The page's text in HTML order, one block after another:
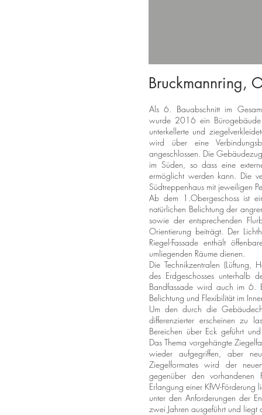
Bruckmannring,
Als 6. Bauabschnitt im
wurde 2016 ein Bürogebäude
unterkellerte und
wird über eine
angeschlossen. Die
im Süden, so dass eine
ermöglicht werden kann. Die
Südtreppenhaus mit jeweiligen
Ab dem 1.Obergeschoss ist
natürlichen Belichtung der
sowie der entsprechenden
Orientierung beiträgt. Der
Riegel-Fassade enthält
umliegenden Räume dienen.
Die Technikzentralen (Lüftung,
des Erdgeschosses unterhalb
Bandfassade wird auch im 6.
Belichtung und Flexibilität im
Um den durch die
differenzierter erscheinen zu
Bereichen über Eck geführt
Das Thema vorgehängte
wieder aufgegriffen, aber
Ziegelformates wird der
gegenüber den vorhandenen
Erlangung einer KfW-Förderung
unter den Anforderungen der
zwei Jahren ausgeführt und liegt